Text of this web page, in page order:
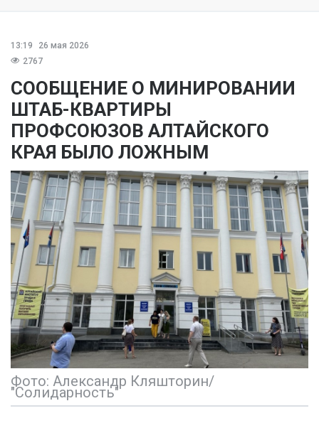
13:19
26 мая 2026
2767
СООБЩЕНИЕ О МИНИРОВАНИИ
ШТАБ-КВАРТИРЫ
ПРОФСОЮЗОВ АЛТАЙСКОГО
КРАЯ БЫЛО ЛОЖНЫМ
Фото: Александр Кляшторин/
"Солидарность"